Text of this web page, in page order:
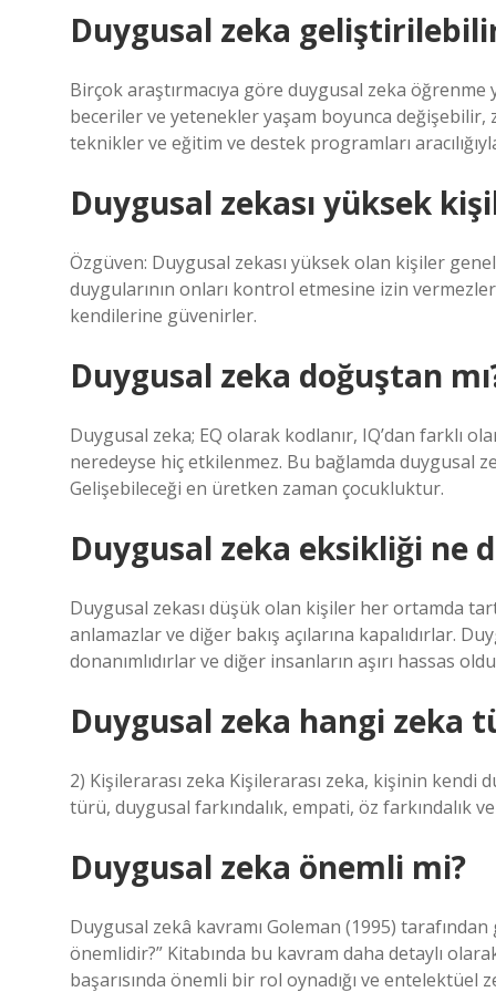
Duygusal zeka
Birçok araştırmacıya göre duygusal zeka
beceriler ve yetenekler yaşam boyunca
teknikler ve eğitim ve destek programları
Duygusal zekası yüksek
Özgüven: Duygusal zekası yüksek olan kişiler
duygularının onları kontrol etmesine izin
kendilerine güvenirler.
Duygusal zeka doğuştan
Duygusal zeka; EQ olarak kodlanır, IQ’dan farklı
neredeyse hiç etkilenmez. Bu bağlamda duygusal
Gelişebileceği en üretken zaman çocukluktur.
Duygusal zeka eksikliği ne
Duygusal zekası düşük olan kişiler her ortamda
anlamazlar ve diğer bakış açılarına kapalıdırlar.
donanımlıdırlar ve diğer insanların aşırı hassas
Duygusal zeka hangi zeka
2) Kişilerarası zeka Kişilerarası zeka, kişinin kendi
türü, duygusal farkındalık, empati, öz farkındalık
Duygusal zeka önemli mi?
Duygusal zekâ kavramı Goleman (1995)
önemlidir?” Kitabında bu kavram daha detaylı
başarısında önemli bir rol oynadığı ve